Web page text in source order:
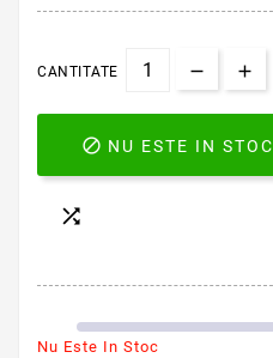
CANTITATE
 NU ESTE IN STOC

Nu Este In Stoc